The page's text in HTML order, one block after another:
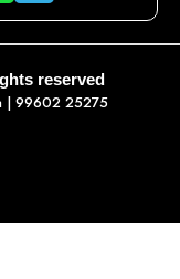
reserved
| 99602 25275